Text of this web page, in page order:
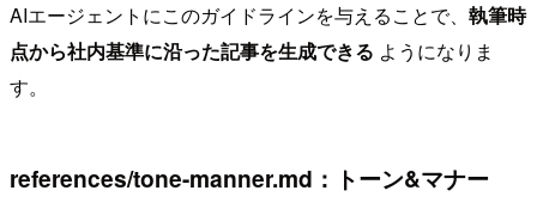
AIエージェントにこのガイドラインを与えることで、 執筆時
点から社内基準に沿った記事を生成できる ようになりま
す。
references/tone-manner.md：トーン&マナー